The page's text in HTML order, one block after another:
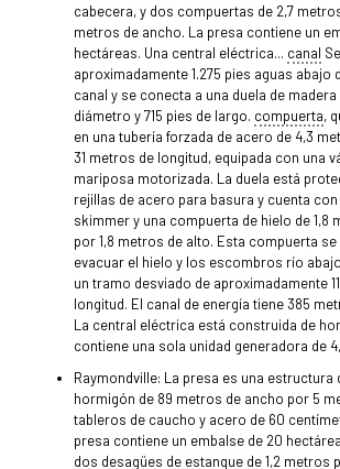
cabecera, y dos compuertas de 2,7
metros de ancho. La presa contiene un
hectáreas. Una central eléctrica... canal
aproximadamente 1.275 pies aguas abajo
canal y se conecta a una duela de madera
diámetro y 715 pies de largo. compuerta,
en una tubería forzada de acero de 4,3
31 metros de longitud, equipada con una
mariposa motorizada. La duela está
rejillas de acero para basura y cuenta
skimmer y una compuerta de hielo de 1,8
por 1,8 metros de alto. Esta compuerta se
evacuar el hielo y los escombros río
un tramo desviado de aproximadamente
longitud. El canal de energía tiene 385
La central eléctrica está construida de
contiene una sola unidad generadora de
Raymondville: La presa es una estructura
hormigón de 89 metros de ancho por 5
tableros de caucho y acero de 60
presa contiene un embalse de 20
dos desagües de estanque de 1,2 metros